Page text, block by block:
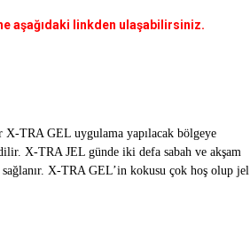
aşağıdaki linkden ulaşabilirsiniz.
TRA GEL uygulama yapılacak bölgeye
X-TRA JEL günde iki defa sabah ve akşam
X-TRA GEL’in kokusu çok hoş olup jel